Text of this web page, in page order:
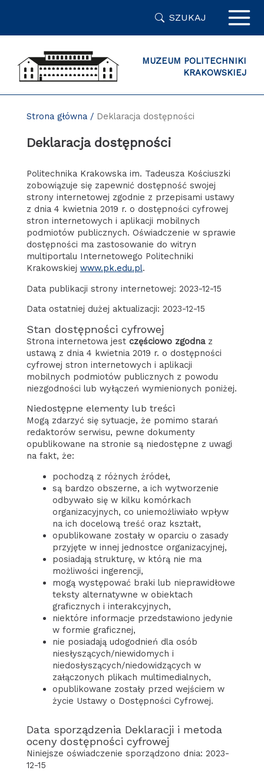
SZUKAJ
MUZEUM POLITECHNIKI
KRAKOWSKIEJ
Strona główna/ Deklaracja dostępności
Deklaracja dostępności
Politechnika Krakowska im. Tadeusza Kościuszki
zobowiązuje się zapewnić dostępność swojej
strony internetowej zgodnie z przepisami ustawy
z dnia 4 kwietnia 2019 r. o dostępności cyfrowej
stron internetowych i aplikacji mobilnych
podmiotów publicznych. Oświadczenie w sprawie
dostępności ma zastosowanie do witryn
multiportalu Internetowego Politechniki
Krakowskiej www.pk.edu.pl.
Data publikacji strony internetowej: 2023-12-15
Data ostatniej dużej aktualizacji: 2023-12-15
Stan dostępności cyfrowej
Strona internetowa jest częściowo zgodnaz
ustawą z dnia 4 kwietnia 2019 r. o dostępności
cyfrowej stron internetowych i aplikacji
mobilnych podmiotów publicznych z powodu
niezgodności lub wyłączeń wymienionych poniżej.
Niedostępne elementy lub treści
Mogą zdarzyć się sytuacje, że pomimo starań
redaktorów serwisu, pewne dokumenty
opublikowane na stronie są niedostępne z uwagi
na fakt, że:
pochodzą z różnych źródeł,
są bardzo obszerne, a ich wytworzenie
odbywało się w kilku komórkach
organizacyjnych, co uniemożliwiało wpływ
na ich docelową treść oraz kształt,
opublikowane zostały w oparciu o zasady
przyjęte w innej jednostce organizacyjnej,
posiadają strukturę, w którą nie ma
możliwości ingerencji,
mogą występować braki lub nieprawidłowe
teksty alternatywne w obiektach
graficznych i interakcyjnych,
niektóre informacje przedstawiono jedynie
w formie graficznej,
nie posiadają udogodnień dla osób
niesłyszących/niewidomych i
niedosłyszących/niedowidzących w
załączonych plikach multimedialnych,
opublikowane zostały przed wejściem w
życie Ustawy o Dostępności Cyfrowej.
Data sporządzenia Deklaracji i metoda
oceny dostępności cyfrowej
Niniejsze oświadczenie sporządzono dnia: 2023-
12-15